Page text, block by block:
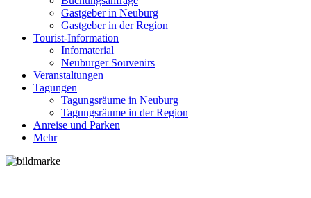
Gastgeber in Neuburg
Gastgeber in der Region
Tourist-Information
Infomaterial
Neuburger Souvenirs
Veranstaltungen
Tagungen
Tagungsräume in Neuburg
Tagungsräume in der Region
Anreise und Parken
Mehr